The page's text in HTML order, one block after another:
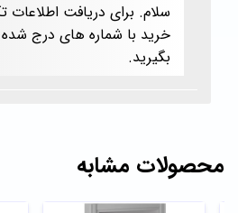
سلام. برای دریافت
خرید با شماره های درج
بگیرید.
محصولات مشابه